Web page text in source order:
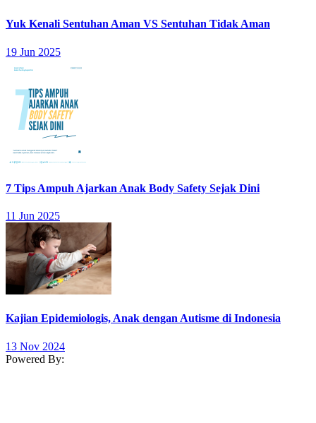
Yuk Kenali Sentuhan Aman VS Sentuhan Tidak Aman
19 Jun 2025
7 Tips Ampuh Ajarkan Anak Body Safety Sejak Dini
11 Jun 2025
Kajian Epidemiologis, Anak dengan Autisme di Indonesia
13 Nov 2024
Powered By: